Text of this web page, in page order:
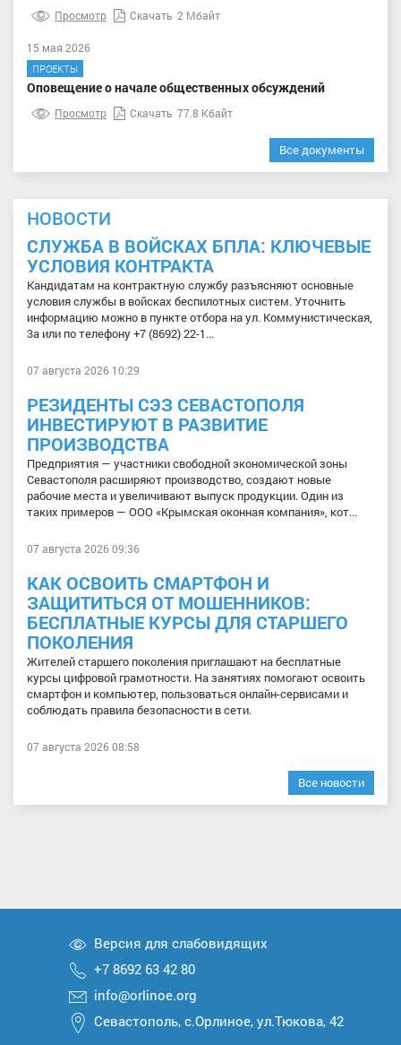
Просмотр Скачать 2 Мбайт
15 мая 2026
ПРОЕКТЫ
Оповещение о начале общественных обсуждений
Просмотр Скачать 77.8 Кбайт
Все документы
НОВОСТИ
СЛУЖБА В ВОЙСКАХ БПЛА: КЛЮЧЕВЫЕ
УСЛОВИЯ КОНТРАКТА
Кандидатам на контрактную службу разъясняют основные
условия службы в войсках беспилотных систем. Уточнить
информацию можно в пункте отбора на ул. Коммунистическая,
3а или по телефону +7 (8692) 22-1...
07 августа 2026 10:29
РЕЗИДЕНТЫ СЭЗ СЕВАСТОПОЛЯ
ИНВЕСТИРУЮТ В РАЗВИТИЕ
ПРОИЗВОДСТВА
Предприятия — участники свободной экономической зоны
Севастополя расширяют производство, создают новые
рабочие места и увеличивают выпуск продукции. Один из
таких примеров — ООО «Крымская оконная компания», кот...
07 августа 2026 09:36
КАК ОСВОИТЬ СМАРТФОН И
ЗАЩИТИТЬСЯ ОТ МОШЕННИКОВ:
БЕСПЛАТНЫЕ КУРСЫ ДЛЯ СТАРШЕГО
ПОКОЛЕНИЯ
Жителей старшего поколения приглашают на бесплатные
курсы цифровой грамотности. На занятиях помогают освоить
смартфон и компьютер, пользоваться онлайн-сервисами и
соблюдать правила безопасности в сети.
07 августа 2026 08:58
Все новости
Версия для слабовидящих
+7 8692 63 42 80
info@orlinoe.org
Севастополь, с.Орлиное, ул.Тюкова, 42